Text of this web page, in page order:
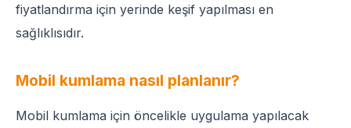
fiyatlandırma için yerinde keşif yapılması en
sağlıklısıdır.
Mobil kumlama nasıl planlanır?
Mobil kumlama için öncelikle uygulama yapılacak